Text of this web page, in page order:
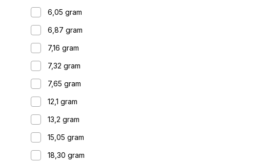
6,05 gram
6,87 gram
7,16 gram
7,32 gram
7,65 gram
12,1 gram
13,2 gram
15,05 gram
18,30 gram